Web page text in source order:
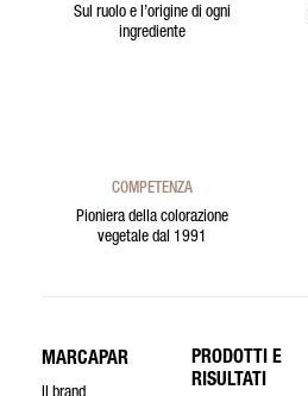
Sul ruolo e l’origine di ogni
ingrediente
COMPETENZA
Pioniera della colorazione
vegetale dal 1991
MARCAPAR
PRODOTTI E
RISULTATI